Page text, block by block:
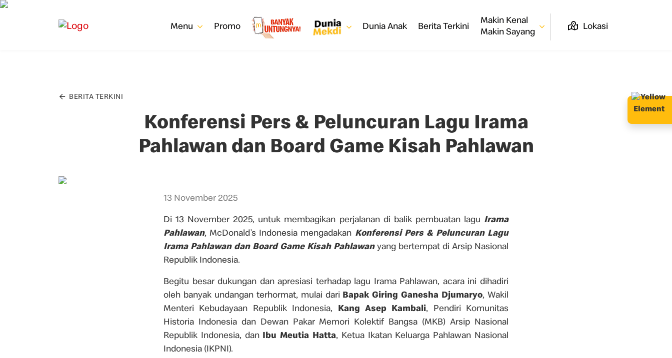
Menu Promo Dunia Anak Berita Terkini
Makin Kenal
Makin Sayang
Lokasi
BERITA TERKINI
Konferensi Pers & Peluncuran Lagu Irama
Pahlawan dan Board Game Kisah Pahlawan
13 November 2025
Di 13 November 2025, untuk membagikan perjalanan di balik pembuatan lagu Irama
Pahlawan, McDonald’s Indonesia mengadakan Konferensi Pers & Peluncuran Lagu
Irama Pahlawan dan Board Game Kisah Pahlawanyang bertempat di Arsip Nasional
Republik Indonesia.
Begitu besar dukungan dan apresiasi terhadap lagu Irama Pahlawan, acara ini dihadiri
oleh banyak undangan terhormat, mulai dari Bapak Giring Ganesha Djumaryo, Wakil
Menteri Kebudayaan Republik Indonesia, Kang Asep Kambali, Pendiri Komunitas
Historia Indonesia dan Dewan Pakar Memori Kolektif Bangsa (MKB) Arsip Nasional
Republik Indonesia, dan Ibu Meutia Hatta, Ketua Ikatan Keluarga Pahlawan Nasional
Indonesia (IKPNI).